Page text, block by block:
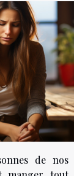
de nos